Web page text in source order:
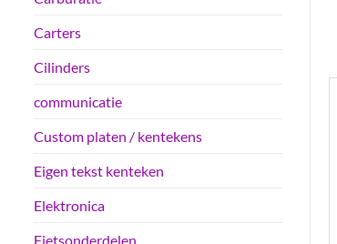
Carters
Cilinders
communicatie
Custom platen / kentekens
Eigen tekst kenteken
Elektronica
Fietsonderdelen